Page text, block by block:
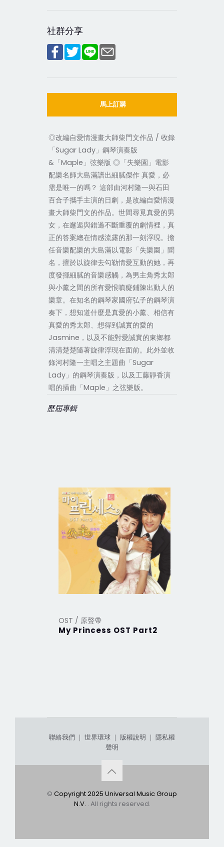
社群分享
馬上訂購
◎改編自愛情漫畫大師柴門文作品 / 收錄
「Sugar Lady」鋼琴演奏版
&「Maple」弦樂版 ◎「失樂園」電影
配樂名師大島滿譜出細膩傑作 真愛，必
需是唯一的嗎？ 這部由河村隆一與石田
百合子攜手主演的日劇，是改編自愛情漫
畫大師柴門文的作品。世間尋覓真愛的男
女，在邂逅與錯過不斷重覆的劇情裡，真
正的答案總在情感流露的那一刻浮現。擔
任音樂配樂的大島滿以電影「失樂園」聞
名，擅於以旋律去勾勒情愛互動的她，再
度發揮細膩的音樂感觸，為男主角秀太郎
與小薰之間的所有愛恨嗔癡鋪陳出動人的
樂章。在知名的鋼琴家國府弘子的鋼琴演
奏下，想知道什麼是真愛的小薰、相信有
真愛的秀太郎、想得到誠實的愛的
Jasmine，以及不能對愛誠實的東鄉都
清清楚楚隨著旋律浮現在面前。此外並收
錄河村隆一主唱之主題曲「Sugar
Lady」的鋼琴演奏版，以及工藤靜香演
唱的插曲「Maple」之弦樂版。
歷屆專輯
OST / 原聲帶
My Princess OST Part2
聯絡我們 ｜ 世界環球 ｜ 版權說明 ｜ 隱私權
聲明
© Copyright 2025 Universal Music Group
N.V. . All rights reserved.